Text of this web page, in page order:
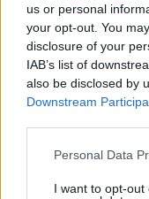
us or personal
your opt-out. You
disclosure of your
IAB’s list of
also be disclosed by
Downstream
Please note that this
not limited to your
Personal Data
I want to opt-